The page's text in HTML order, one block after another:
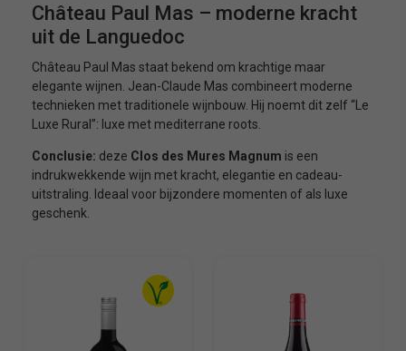
Château Paul Mas – moderne kracht
uit de Languedoc
Château Paul Mas staat bekend om krachtige maar
elegante wijnen. Jean-Claude Mas combineert moderne
technieken met traditionele wijnbouw. Hij noemt dit zelf “Le
Luxe Rural”: luxe met mediterrane roots.
Conclusie: deze Clos des Mures Magnum is een
indrukwekkende wijn met kracht, elegantie en cadeau-
uitstraling. Ideaal voor bijzondere momenten of als luxe
geschenk.